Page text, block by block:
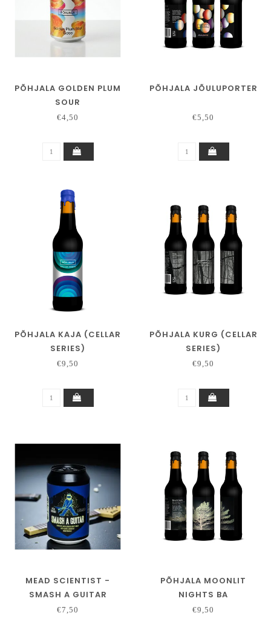
PÕHJALA GOLDEN PLUM
SOUR
€4,50
PÕHJALA JÕULUPORTER
€5,50
PÕHJALA KAJA (CELLAR
SERIES)
€9,50
PÕHJALA KURG (CELLAR
SERIES)
€9,50
MEAD SCIENTIST -
SMASH A GUITAR
€7,50
PÕHJALA MOONLIT
NIGHTS BA
€9,50